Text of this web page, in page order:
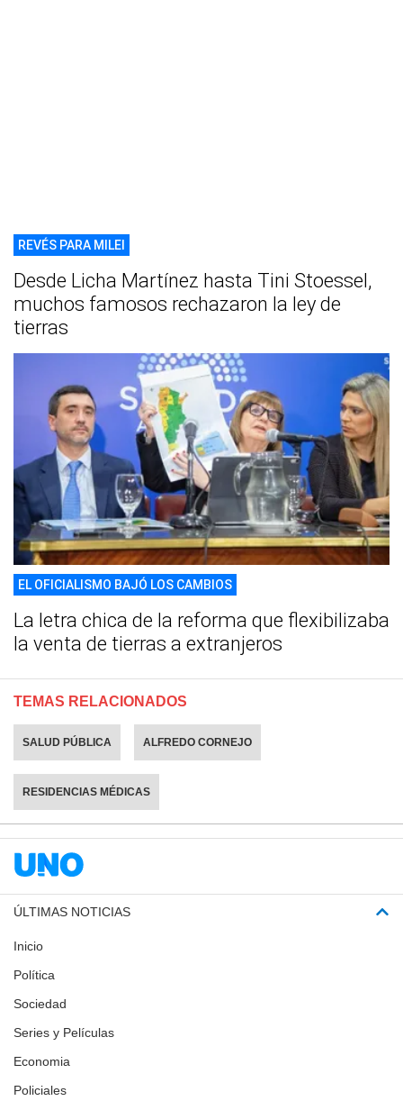
REVÉS PARA MILEI
Desde Licha Martínez hasta Tini Stoessel,
muchos famosos rechazaron la ley de
tierras
EL OFICIALISMO BAJÓ LOS CAMBIOS
La letra chica de la reforma que flexibilizaba
la venta de tierras a extranjeros
TEMAS RELACIONADOS
SALUD PÚBLICA ALFREDO CORNEJO
RESIDENCIAS MÉDICAS
ÚLTIMAS NOTICIAS
Inicio
Política
Sociedad
Series y Películas
Economia
Policiales